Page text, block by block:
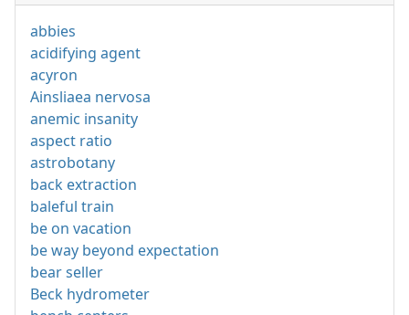
abbies
acidifying agent
acyron
Ainsliaea nervosa
anemic insanity
aspect ratio
astrobotany
back extraction
baleful train
be on vacation
be way beyond expectation
bear seller
Beck hydrometer